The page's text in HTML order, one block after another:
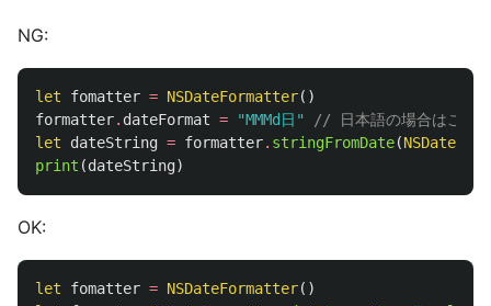
NG:
let fomatter = NSDateFormatter()
formatter. dateFormat = "MMMd日"
// 日本語の場合はこう
let
dateString = formatter. stringFromDate(NSDate
print (dateString)
OK:
let fomatter = NSDateFormatter()